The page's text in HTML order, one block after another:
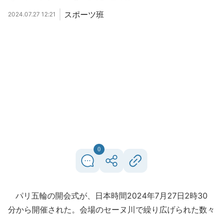
2024.07.27 12:21 スポーツ班
0
パリ五輪の開会式が、日本時間2024年7月27日2時30
分から開催された。会場のセーヌ川で繰り広げられた数々